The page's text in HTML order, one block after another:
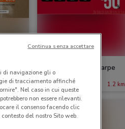
1.2 km
Scarpe & Scarpe
Scade il 30/09 1.2 km
di navigazione gli o
di tracciamento affinché
Nel caso in cui queste
non essere rilevanti.
il consenso facendo clic
del nostro Sito web.
Continua senza accettare